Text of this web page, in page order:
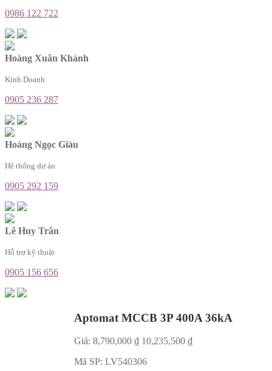
0986 122 722
Hoàng Xuân Khánh
Kinh Doanh
0905 236 287
Hoàng Ngọc Giàu
Hệ thống dự án
0905 292 159
Lê Huy Trân
Hỗ trợ kỹ thuật
0905 156 656
Aptomat MCCB 3P 400A 36kA
Giá: 8,790,000 ₫ 10,235,500 ₫
Mã SP: LV540306